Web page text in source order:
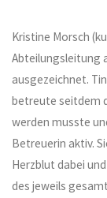
Kristine Morsch
Abteilungsleitung
ausgezeichnet.
betreute seitdem
werden musste
Betreuerin aktiv.
Herzblut dabei
des jeweils